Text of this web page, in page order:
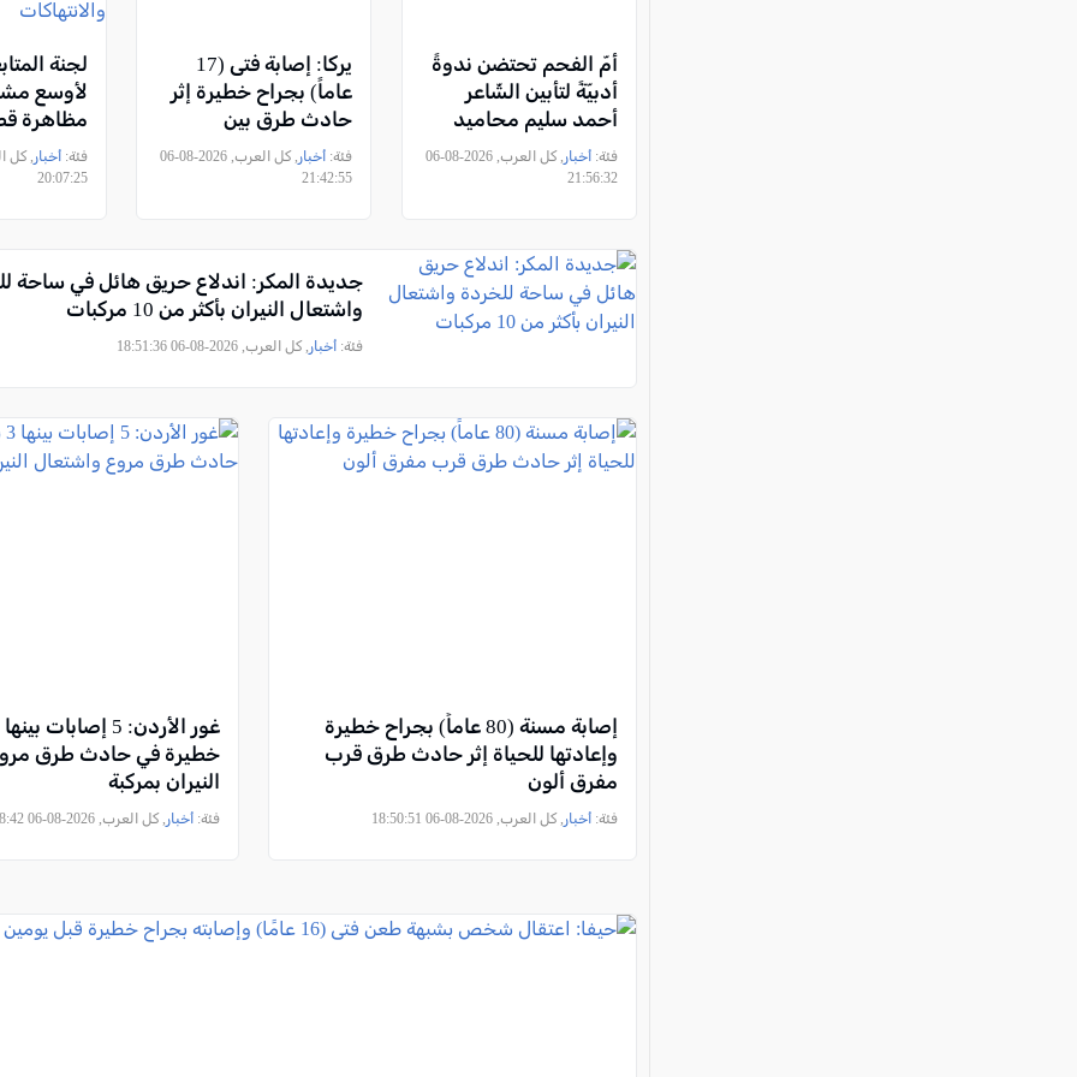
أمّ الفحم تحتضن ندوةً
أدبيّةً لتأبين الشّاعر
أحمد سليم محاميد
وإشهار ديوانه "زفرات
مهموم"
فئة: أخبار
, كل العرب, 2026-08-06
21:56:32
يركا: إصابة فتى (17
عاماً) بجراح خطيرة إثر
حادث طرق بين
تراكتورون وشاحنة
فئة: أخبار
, كل العرب, 2026-08-06
21:42:55
لجنة
لأوسع
مظاهرة
الفحم
احتجاجاً
فئة:أخبار
20:07:25
جديدة المكر: اندلاع حريق هائل في ساحة
واشتعال النيران بأكثر من 10 مركبات
فئة: أخبار , كل العرب, 2026-08-06 18:51:36
إصابة مسنة (80 عاماً) بجراح خطيرة
وإعادتها للحياة إثر حادث طرق قرب
مفرق ألون
فئة: أخبار , كل العرب, 2026-08-06 18:50:51
خطيرة في حادث طرق
النيران بمركبة
فئة: أخبار , كل العرب, 2026-08-06 18:48:42